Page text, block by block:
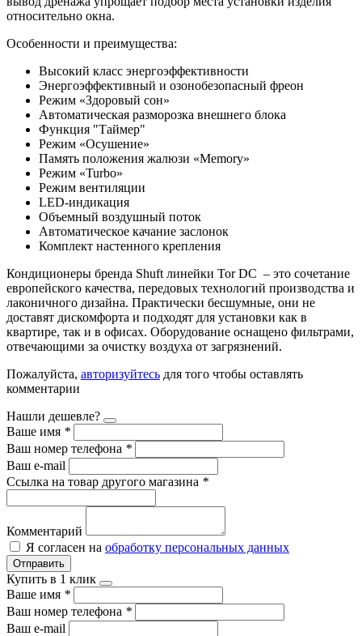
относительно окна.
Особенности и преимущества:
Высокий класс энергоэффективности
Энергоэффективный и озонобезопасный фреон
Режим «Здоровый сон»
Автоматическая разморозка внешнего блока
Функция "Таймер"
Режим «Осушение»
Память положения жалюзи «Memory»
Режим «Turbo»
Режим вентиляции
LED-индикация
Объемный воздушный поток
Автоматическое качание заслонок
Комплект настенного крепления
Кондиционеры бренда Shuft линейки Tor DC – это сочетание
европейского качества, передовых технологий производства и
лаконичного дизайна. Практически бесшумные, они не
доставят дискомфорта и подходят для установки как в
квартире, так и в офисах. Оборудование оснащено фильтрами,
отвечающими за очистку воздуха от загрязнений.
Пожалуйста, авторизуйтесь для того чтобы оставлять
комментарии
Нашли дешевле?
Ваше имя *
Ваш номер телефона *
Ваш e-mail
Ссылка на товар другого магазина *
Комментарий
Я согласен на обработку персональных данных
Отправить
Купить в 1 клик
Ваше имя *
Ваш номер телефона *
Ваш e-mail